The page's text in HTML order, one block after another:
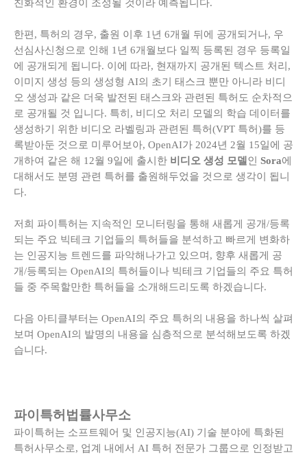
친화적인 환경이 조성될 것이라 예측됩니다.
한편, 특허의 경우, 출원 이후 1년 6개월 뒤에 공개되거나, 우
선심사신청으로 인해 1년 6개월보다 일찍 등록된 경우 등록일
에 공개되게 됩니다. 이에 따라, 현재까지 공개된 텍스트 처리,
이미지 생성 등의 생성형 AI의 초기 태스크 뿐만 아니라 비디
오 생성과 같은 더욱 발전된 태스크와 관련된 특허도 순차적으
로 공개될 것 입니다. 특히, 비디오 처리 모델의 학습 데이터를
생성하기 위한 비디오 라벨링과 관련된 특허(VPT 특허)를 등
록받아둔 것으로 미루어보아, OpenAI가 2024년 2월 15일에 공
개하여 같은 해 12월 9일에 출시한 비디오 생성 모델 인 Sora에
대해서도 분명 관련 특허를 출원해두었을 것으로 생각이 됩니
다.
저희 파이특허는 지속적인 모니터링을 통해 새롭게 공개/등록
되는 주요 빅테크 기업들의 특허들을 분석하고 빠르게 변화하
는 인공지능 트렌드를 파악해나가고 있으며, 향후 새롭게 공
개/등록되는 OpenAI의 특허들이나 빅테크 기업들의 주요 특허
들 중 주목할만한 특허들을 소개해드리도록 하겠습니다.
다음 아티클부터는 OpenAI의 주요 특허의 내용을 하나씩 살펴
보며 OpenAI의 발명의 내용을 심층적으로 분석해보도록 하겠
습니다.
파이특허법률사무소
파이특허는 소프트웨어 및 인공지능(AI) 기술 분야에 특화된
특허사무소로, 업계 내에서 AI 특허 전문가 그룹으로 인정받고